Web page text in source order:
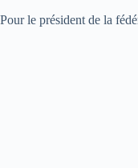
Pour le président de la